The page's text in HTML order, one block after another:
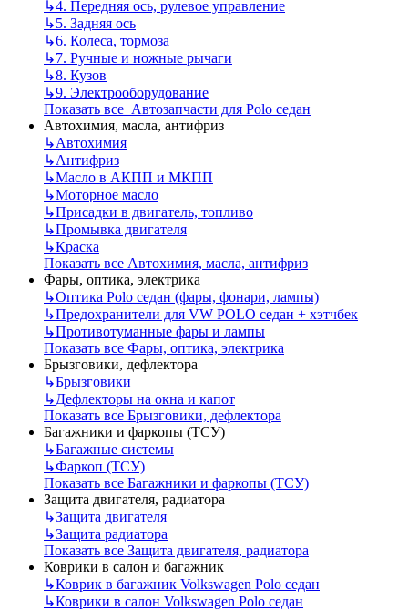
↳4. Передняя ось, рулевое управление
↳5. Задняя ось
↳6. Колеса, тормоза
↳7. Ручные и ножные рычаги
↳8. Кузов
↳9. Электрооборудование
Показать все Автозапчасти для Polo седан
Автохимия, масла, антифриз
↳Автохимия
↳Антифриз
↳Масло в АКПП и МКПП
↳Моторное масло
↳Присадки в двигатель, топливо
↳Промывка двигателя
↳Краска
Показать все Автохимия, масла, антифриз
Фары, оптика, электрика
↳Оптика Polo седан (фары, фонари, лампы)
↳Предохранители для VW POLO седан + хэтчбек
↳Противотуманные фары и лампы
Показать все Фары, оптика, электрика
Брызговики, дефлектора
↳Брызговики
↳Дефлекторы на окна и капот
Показать все Брызговики, дефлектора
Багажники и фаркопы (ТСУ)
↳Багажные системы
↳Фаркоп (ТСУ)
Показать все Багажники и фаркопы (ТСУ)
Защита двигателя, радиатора
↳Защита двигателя
↳Защита радиатора
Показать все Защита двигателя, радиатора
Коврики в салон и багажник
↳Коврик в багажник Volkswagen Polo седан
↳Коврики в салон Volkswagen Polo седан